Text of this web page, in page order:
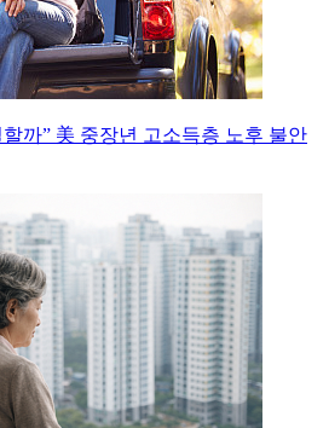
까” 美 중장년 고소득층 노후 불안